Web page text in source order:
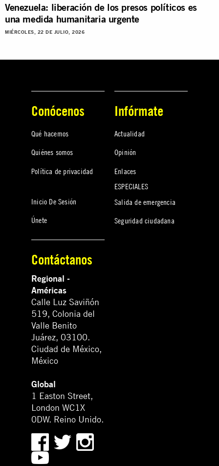
Venezuela: liberación de los presos políticos es
una medida humanitaria urgente
MIÉRCOLES, 22 DE JULIO, 2026
Conócenos
Qué hacemos
Quiénes somos
Política de privacidad
Inicio De Sesión
Únete
Infórmate
Actualidad
Opinión
Enlaces
ESPECIALES
Salida de emergencia
Seguridad ciudadana
Contáctanos
Regional -
Américas
Calle Luz Saviñón
519, Colonia del
Valle Benito
Juárez, 03100.
Ciudad de México,
México
Global
1 Easton Street,
London WC1X
0DW. Reino Unido.